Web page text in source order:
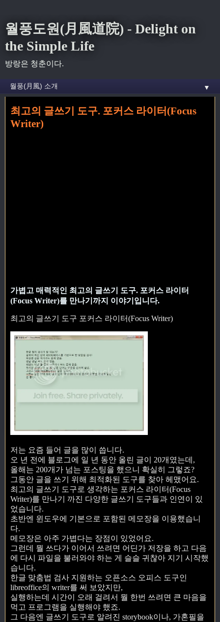
월풍도원(月風道院) - Delight on
the Simple Life
방랑은 청춘이다.
▼
홈» focus writer 꼬리가 달린 글
최고의 글쓰기 도구. 포커스 라이터(Focus
Writer)
가볍고 매력적인 최고의 글쓰기 도구. 포커스 라이터
(Focus Writer)를 만나기까지 이야기입니다.
최고의 글쓰기 도구 포커스 라이터(Focus Writer)
저는 요즘 들어 글을 많이 씁니다.
오 년 전에 블로그에 일 년 동안 올린 글이 20개였는데,
올해는 200개가 넘는 포스팅을 했으니 확실히 그렇죠?
그동안 글을 쓰기 위해 최적화된 도구를 찾아 헤맸어요.
최고의 글쓰기 도구로 생각하는 포커스 라이터(Focus
Writer)를 만나기 까진 다양한 글쓰기 도구들과 인연이 있
었습니다.
초반엔 윈도우에 기본으로 포함된 메모장을 이용했습니
다.
메모장은 아주 가볍다는 장점이 있었어요.
그런데 뭘 쓰다가 이어서 쓰려면 어딘가 저장을 하고 다음
에 다시 파일을 불러와야 하는 게 슬슬 귀찮아 지기 시작했
습니다.
한글 맞춤법 검사 지원하는 오픈소스 오피스 도구인
libreoffice의 writer를 써 보았지만,
실행하는데 시간이 오래 걸려서 뭘 한번 쓰려면 큰 마음을
먹고 프로그램을 실행해야 했죠.
그 다음엔 글쓰기 도구로 알려진 storybook이나, 가혼필을